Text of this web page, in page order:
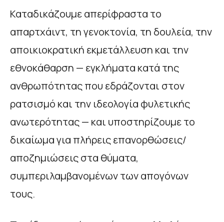
Καταδικάζουμε απερίφραστα το
απαρτχάιντ, τη γενοκτονία, τη δουλεία, την
αποικιοκρατική εκμετάλλευση και την
εθνοκάθαρση — εγκλήματα κατά της
ανθρωπότητας που εδράζονται στον
ρατσισμό και την ιδεολογία φυλετικής
ανωτερότητας — και υποστηρίζουμε το
δικαίωμα για πλήρεις επανορθώσεις/
αποζημιώσεις στα θύματα,
συμπεριλαμβανομένων των απογόνων
τους.